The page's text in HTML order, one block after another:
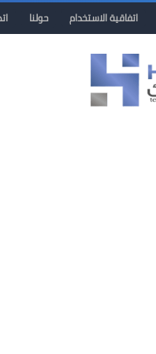
اتفاقية الاستخدام حولنا